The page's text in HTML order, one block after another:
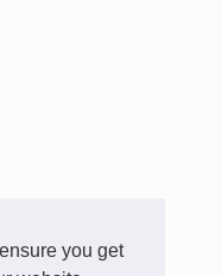
you get